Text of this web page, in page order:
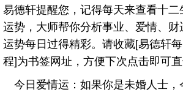
易德轩提醒您，记得每天来查看十二
运势，大师帮你分析事业、爱情、
运势每日过得精彩。请收藏[易德轩
程]为书签网址，方便下次点击即可直
今日爱情运：如果你是未婚人士，